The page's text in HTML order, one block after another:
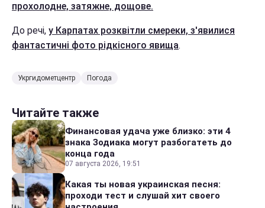
прохолодне, затяжне, дощове.
До речі, у Карпатах розквітли смереки, з'явилися
фантастичні фото рідкісного явища.
Укргидометцентр Погода
Читайте также
Финансовая удача уже близко: эти 4
знака Зодиака могут разбогатеть до
конца года
07 августа 2026, 19:51
Какая ты новая украинская песня:
проходи тест и слушай хит своего